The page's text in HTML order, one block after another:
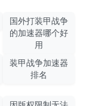
国外打装甲战争
的加速器哪个好
用
装甲战争加速器
排名